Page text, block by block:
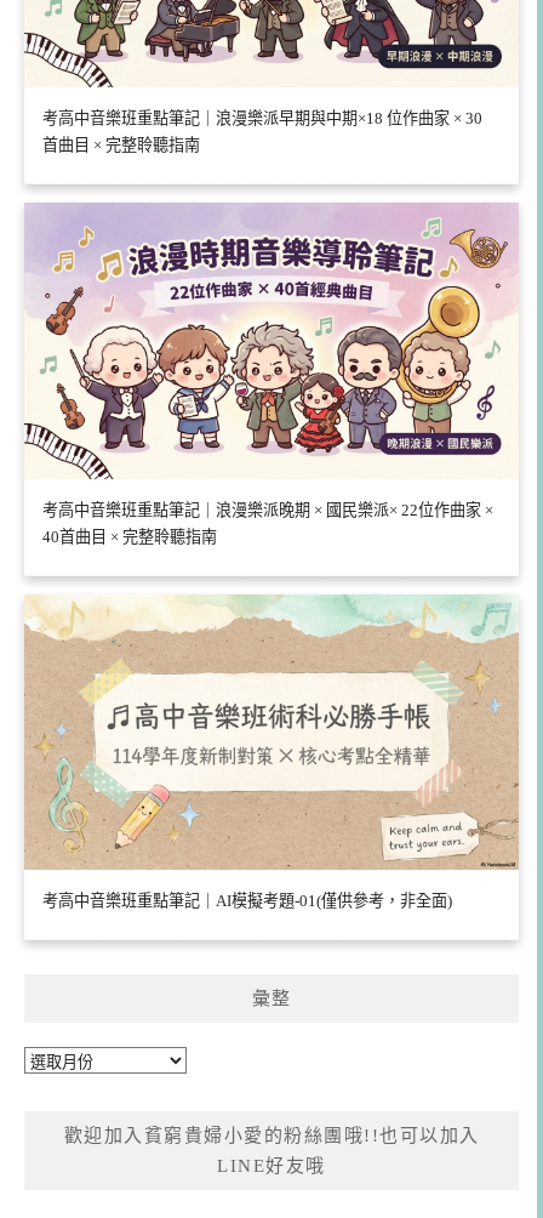
考高中音樂班重點筆記｜浪漫樂派早期與中期×18 位作曲家 × 30
首曲目 × 完整聆聽指南
考高中音樂班重點筆記｜浪漫樂派晚期 × 國民樂派× 22位作曲家 ×
40首曲目 × 完整聆聽指南
考高中音樂班重點筆記｜AI模擬考題-01(僅供參考，非全面)
彙整
彙
歡迎加入貧窮貴婦小愛的粉絲團哦!!也可以加入
LINE好友哦